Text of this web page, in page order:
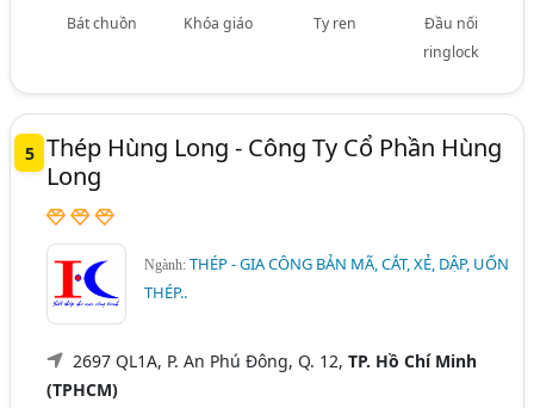
Bát chuồn Khóa giáo Ty ren
Đầu nối
ringlock
5 Thép Hùng Long - Công Ty Cổ Phần Hùng
Long
Ngành:THÉP - GIA CÔNG BẢN MÃ, CẮT, XẺ, DẬP, UỐN
THÉP..
2697 QL1A, P. An Phú Đông, Q. 12,TP. Hồ Chí Minh
(TPHCM)